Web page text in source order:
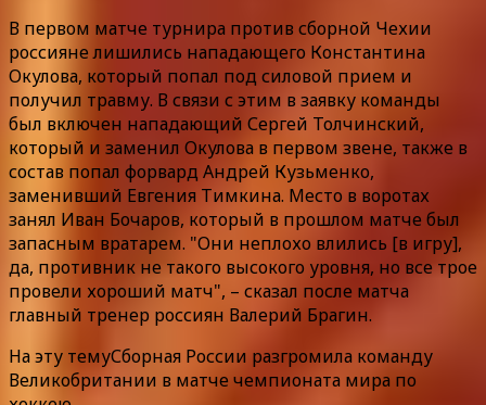
В первом матче турнира против сборной Чехии
россияне лишились нападающего Константина
Окулова, который попал под силовой прием и
получил травму. В связи с этим в заявку команды
был включен нападающий Сергей Толчинский,
который и заменил Окулова в первом звене, также в
состав попал форвард Андрей Кузьменко,
заменивший Евгения Тимкина. Место в воротах
занял Иван Бочаров, который в прошлом матче был
запасным вратарем. "Они неплохо влились [в игру],
да, противник не такого высокого уровня, но все трое
провели хороший матч", – сказал после матча
главный тренер россиян Валерий Брагин.
На эту темуСборная России разгромила команду
Великобритании в матче чемпионата мира по